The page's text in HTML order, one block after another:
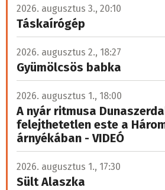
2026. augusztus 3., 20:10
Táskaírógép
2026. augusztus 2., 18:27
Gyümölcsös babka
2026. augusztus 1., 18:00
A nyár ritmusa
felejthetetlen este a
árnyékában - VIDEÓ
2026. augusztus 1., 17:30
Sült Alaszka